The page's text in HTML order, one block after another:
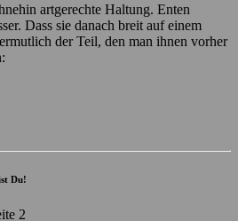
artgerechte Haltung. Enten
Dass sie danach breit auf einem
der Teil, den man ihnen vorher
Du!
2